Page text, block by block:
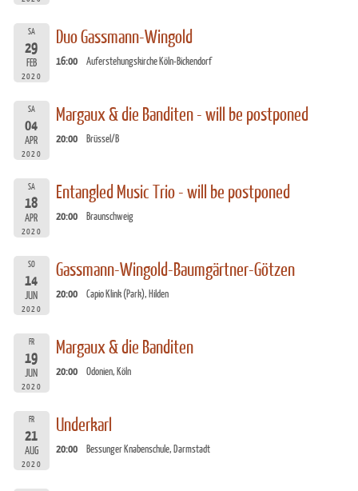
SA
29
FEB
2020
Duo Gassmann-Wingold
16:00 Auferstehungskirche Köln-Bickendorf
SA
04
APR
2020
Margaux & die Banditen - will be postponed
20:00 Brüssel/B
SA
18
APR
2020
Entangled Music Trio - will be postponed
20:00 Braunschweig
SO
14
JUN
2020
Gassmann-Wingold-Baumgärtner-Götzen
20:00 Capio Klink (Park), Hilden
FR
19
JUN
2020
Margaux & die Banditen
20:00 Odonien, Köln
FR
21
AUG
2020
Underkarl
20:00 Bessunger Knabenschule, Darmstadt